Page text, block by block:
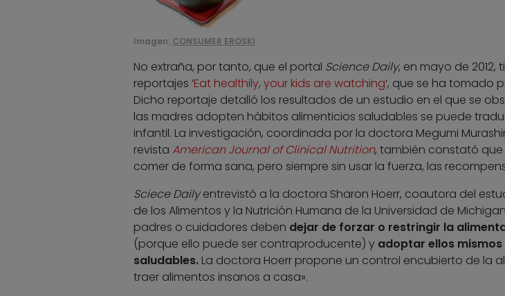
Imagen: CONSUMER EROSKI
No extraña, por tanto, que el portal Science Daily, en mayo de 2012,
reportajes ‘Eat healthily, your kids are watching‘, que se ha tomado
Dicho reportaje detalló los resultados de un estudio en el que se
las madres adopten hábitos alimenticios saludables se puede
infantil. La investigación, coordinada por la doctora Megumi
revista American Journal of Clinical Nutrition, también constató
comer de forma sana, pero siempre sin usar la fuerza, las
Sciece Dailyentrevistó a la doctora Sharon Hoerr, coautora del
de los Alimentos y la Nutrición Humana de la Universidad de
padres o cuidadores deben dejar de forzar o restringir la
(porque ello puede ser contraproducente) y adoptar ellos
saludables.La doctora Hoerr propone un control encubierto de la
traer alimentos insanos a casa».